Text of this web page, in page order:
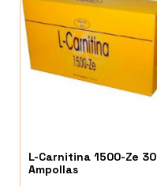
L-Carnitina 1500-Ze 30
Ampollas